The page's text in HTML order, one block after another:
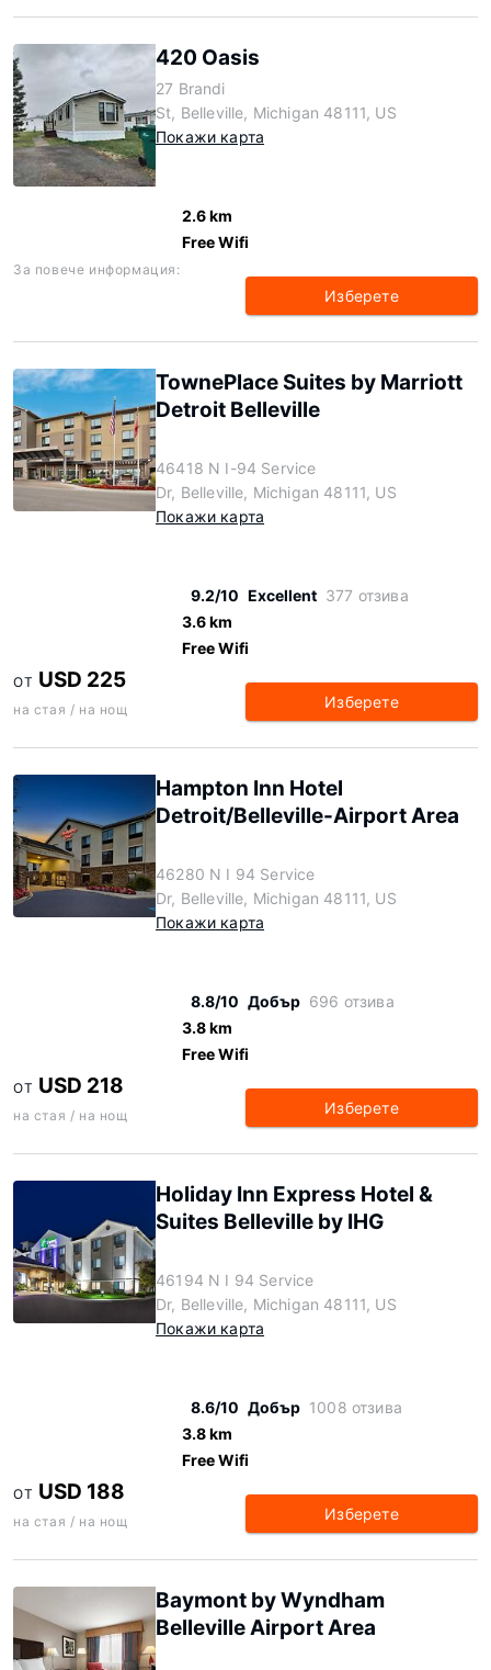
420 Oasis
27 Brandi
St, Belleville, Michigan 48111, US
Покажи карта
2.6 km
Free Wifi
За повече информация:
Изберете
TownePlace Suites by Marriott
Detroit Belleville
46418 N I-94 Service
Dr, Belleville, Michigan 48111, US
Покажи карта
9.2/10 Excellent 377 отзива
3.6 km
Free Wifi
ОТ USD 225
на стая / на нощ Изберете
Hampton Inn Hotel
Detroit/Belleville-Airport Area
46280 N I 94 Service
Dr, Belleville, Michigan 48111, US
Покажи карта
8.8/10 Добър 696 отзива
3.8 km
Free Wifi
ОТ USD 218
на стая / на нощ Изберете
Holiday Inn Express Hotel &
Suites Belleville by IHG
46194 N I 94 Service
Dr, Belleville, Michigan 48111, US
Покажи карта
8.6/10 Добър 1008 отзива
3.8 km
Free Wifi
ОТ USD 188
на стая / на нощ Изберете
Baymont by Wyndham
Belleville Airport Area